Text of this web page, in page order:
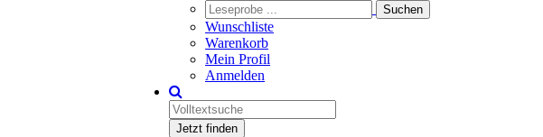
Wunschliste
Warenkorb
Mein Profil
Anmelden
Jetzt finden